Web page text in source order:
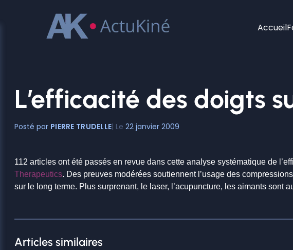
Accueil
L’efficacité des doigts
PIERRE TRUDELLE 22 janvier 2009
112 articles ont été passés en revue dans cette analyse systématique de
Therapeutics. Des preuves modérées soutiennent l’usage des
sur le long terme. Plus surprenant, le laser, l’acupuncture, les aimants
Articles similaires